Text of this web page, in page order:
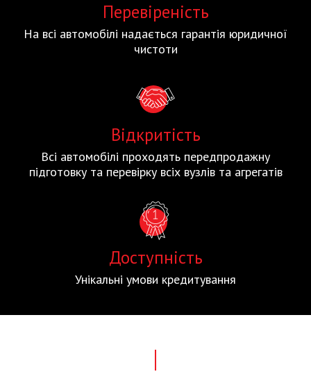
Перевіреність
На всі автомобілі надається гарантія юридичної
чистоти
Відкритість
Всі автомобілі проходять передпродажну
підготовку та перевірку всіх вузлів та агрегатів
Доступність
Унікальні умови кредитування